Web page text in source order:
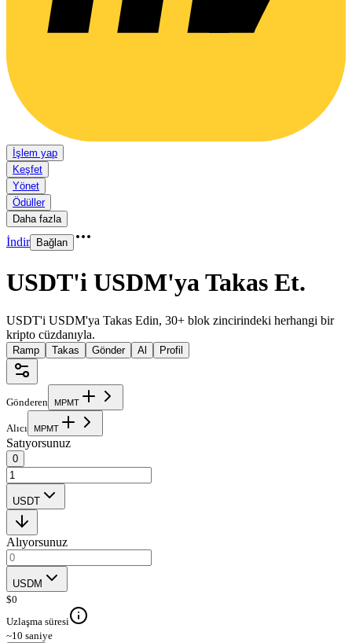
İşlem yap
Keşfet
Yönet
Ödüller
Daha fazla
İndir Bağlan
USDT'i USDM'ya Takas Et.
USDT'i USDM'ya Takas Edin, 30+ blok zincirindeki herhangi bir
kripto cüzdanıyla.
Ramp Takas Gönder Al Profil
Gönderen MPMT
Alıcı MPMT
Satıyorsunuz
0
USDT
Alıyorsunuz
USDM
$0
Uzlaşma süresi
~10 saniye